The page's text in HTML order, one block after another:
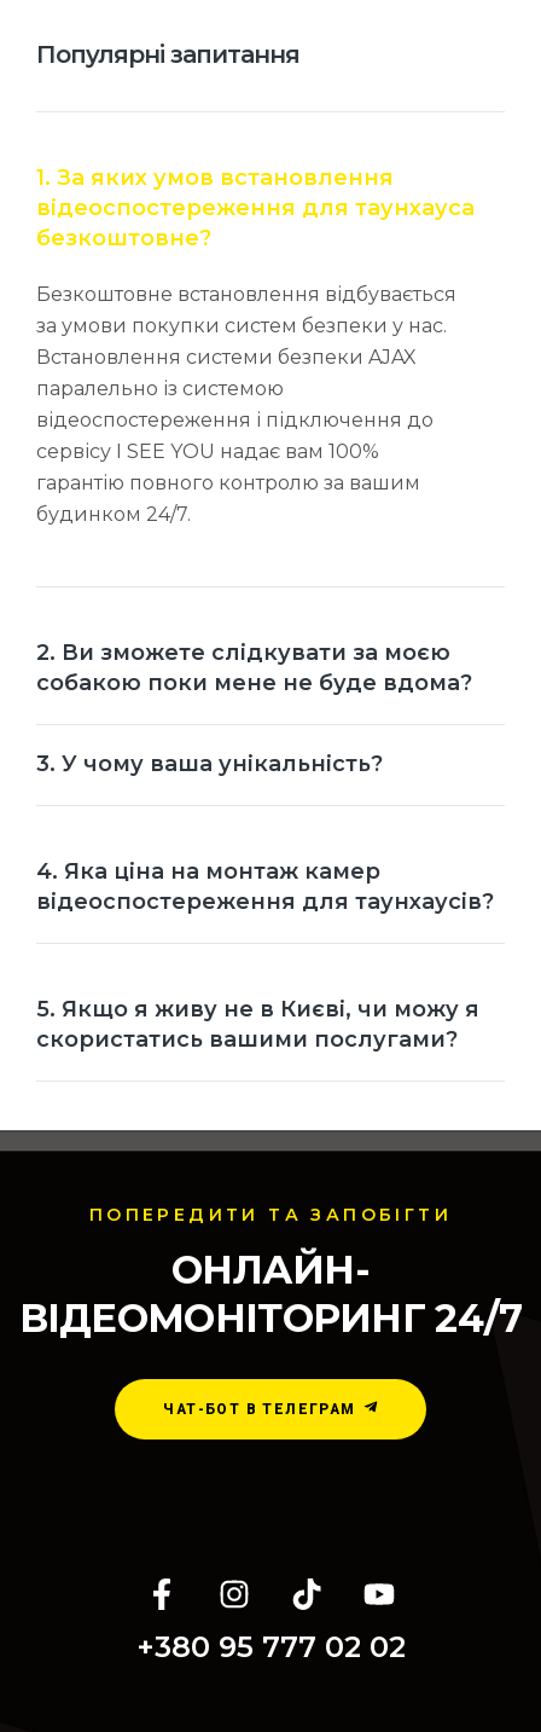
Популярні запитання
1. За яких умов встановлення
відеоспостереження для таунхауса
безкоштовне?
Безкоштовне встановлення відбувається
за умови покупки систем безпеки у нас.
Встановлення системи безпеки AJAX
паралельно із системою
відеоспостереження і підключення до
сервісу I SEE YOU надає вам 100%
гарантію повного контролю за вашим
будинком 24/7.
2. Ви зможете слідкувати за моєю
собакою поки мене не буде вдома?
3. У чому ваша унікальність?
4. Яка ціна на монтаж камер
відеоспостереження для таунхаусів?
5. Якщо я живу не в Києві, чи можу я
скористатись вашими послугами?
ПОПЕРЕДИТИ ТА ЗАПОБІГТИ
ОНЛАЙН-
ВІДЕОМОНІТОРИНГ 24/7
ЧАТ-БОТ В ТЕЛЕГРАМ
+380 95 777 02 02